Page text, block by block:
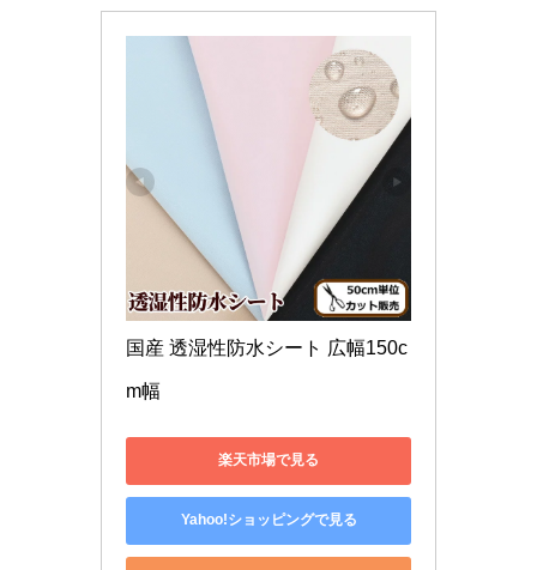
国産 透湿性防水シート 広幅150c
m幅
楽天市場で見る
Yahoo!ショッピングで見る